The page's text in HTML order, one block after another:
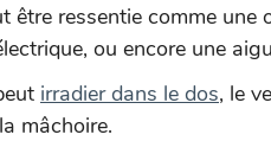
être ressentie comme une
ou encore une
irradier dans le dos, le
mâchoire.